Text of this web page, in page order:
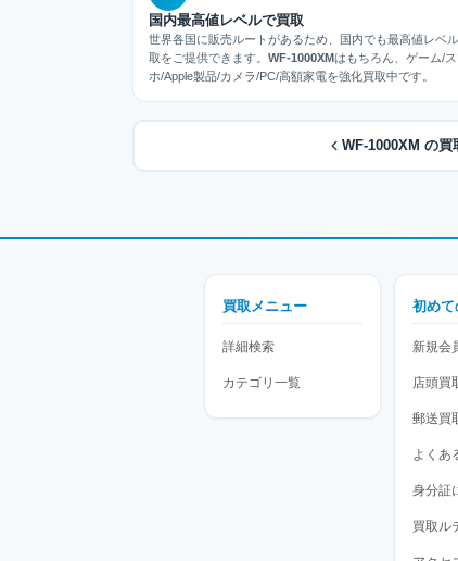
国内最高値レベルで買取
世界各国に販売ルートがあるため、国内でも最高値レベ
取をご提供できます。 WF-1000XMはもちろん、ゲーム/ス
ホ/Apple製品/カメラ/PC/高額家電を強化買取中です。
WF-1000XM の買
買取メニュー
詳細検索
カテゴリ一覧
初めて
新規会
店頭買
郵送買
よくあ
身分証
買取ル